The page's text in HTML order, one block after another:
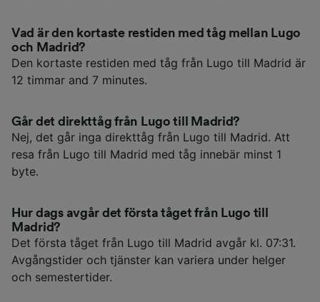
Vad är den kortaste restiden med tåg mellan Lugo
och Madrid?
Den kortaste restiden med tåg från Lugo till Madrid är
12 timmar and 7 minutes.
Går det direkttåg från Lugo till Madrid?
Nej, det går inga direkttåg från Lugo till Madrid. Att
resa från Lugo till Madrid med tåg innebär minst 1
byte.
Hur dags avgår det första tåget från Lugo till
Madrid?
Det första tåget från Lugo till Madrid avgår kl. 07:31.
Avgångstider och tjänster kan variera under helger
och semestertider.